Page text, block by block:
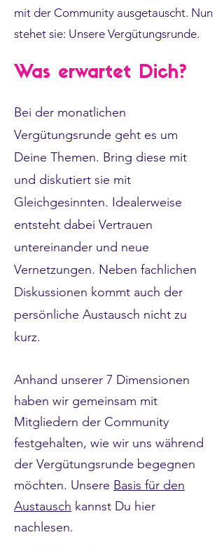
mit der Community ausgetauscht. Nun
stehet sie: Unsere Vergütungsrunde.
Was erwartet Dich?
Bei der monatlichen
Vergütungsrunde geht es um
Deine Themen. Bring diese mit
und diskutiert sie mit
Gleichgesinnten. Idealerweise
entsteht dabei Vertrauen
untereinander und neue
Vernetzungen. Neben fachlichen
Diskussionen kommt auch der
persönliche Austausch nicht zu
kurz.
Anhand unserer 7 Dimensionen
haben wir gemeinsam mit
Mitgliedern der Community
festgehalten, wie wir uns während
der Vergütungsrunde begegnen
möchten. Unsere Basis für den
Austausch kannst Du hier
nachlesen.​